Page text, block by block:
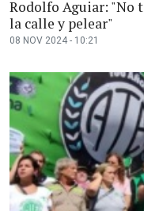
Rodolfo Aguiar: "No
la calle y pelear"
08 NOV 2024 - 10:21